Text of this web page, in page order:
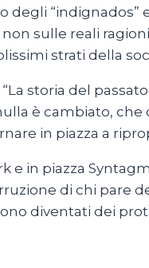
sulle reali
strati della
storia del
è cambiato,
in piazza a
e in piazza
di chi pare
diventati dei